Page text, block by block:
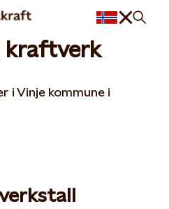
kraftverk
i Vinje kommune i